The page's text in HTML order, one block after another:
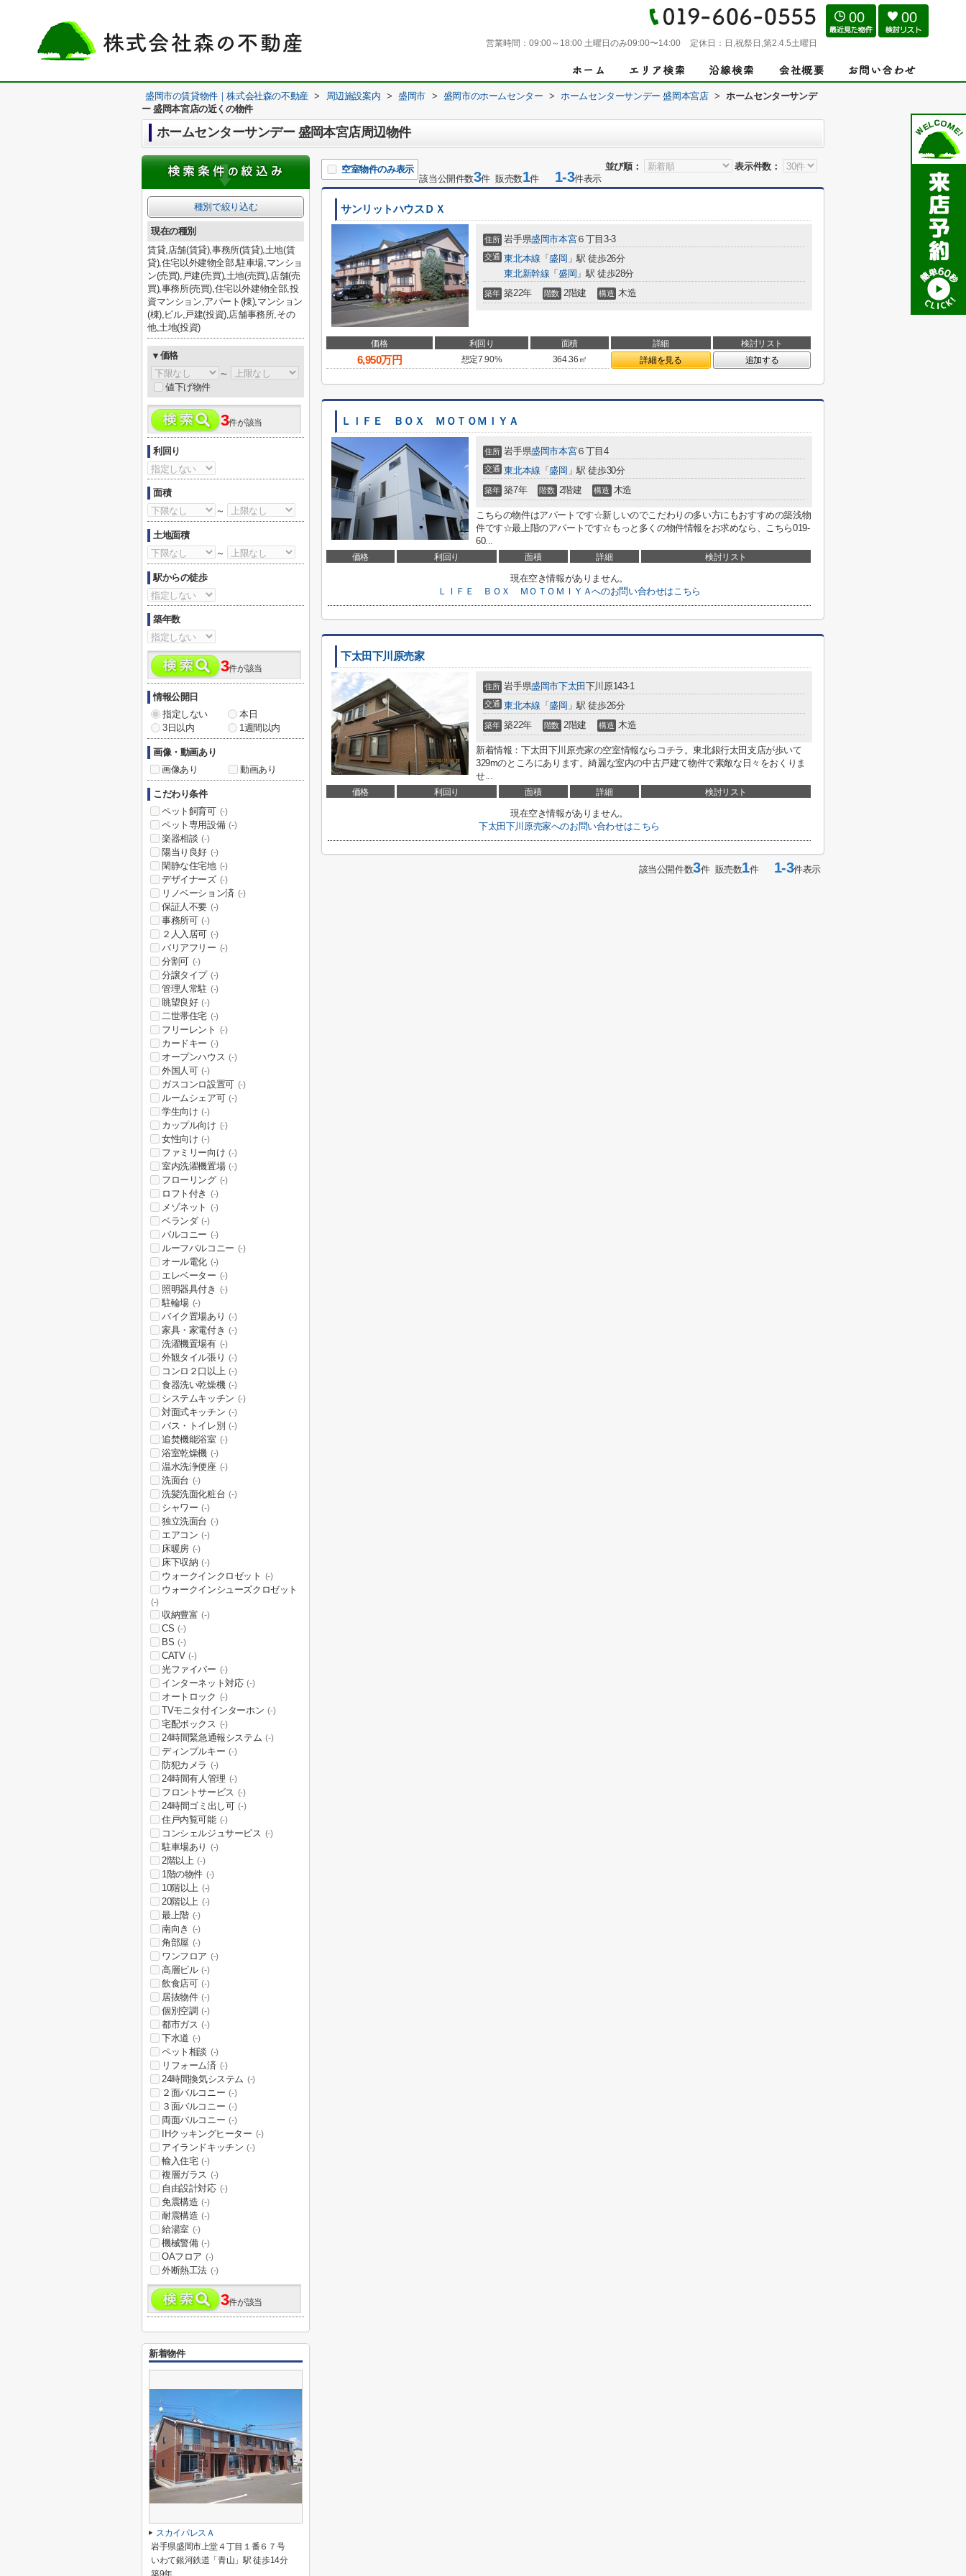
営業時間： 09:00～18:00 土曜日のみ09:00〜14:00 定休日： 日,祝祭日,第2.4.5土曜日
00 00
盛岡市の賃貸物件｜株式会社森の不動産 > 周辺施設案内 > 盛岡市 > 盛岡市のホームセンター > ホームセンターサンデー 盛岡本宮店 >
ホームセンターサンデ
ー 盛岡本宮店の近くの物件
ホームセンターサンデー 盛岡本宮店周辺物件
並び順： 表示件数：
空室物件のみ表示
該当公開件数3件 販売数1件 1-3件表示
サンリットハウスＤＸ
住所 岩手県盛岡市本宮６丁目3-3
交通 東北本線 「盛岡 」駅 徒歩26分
東北新幹線 「 盛岡 」駅 徒歩28分
築年 築22年 階数 2階建 構造 木造
価格 利回り 面積 詳細 検討リスト
6,950万円 想定7.90% 364.36㎡ 詳細を見る 追加する
ＬＩＦＥ ＢＯＸ ＭＯＴＯＭＩＹＡ
住所 岩手県盛岡市本宮６丁目4
交通 東北本線 「盛岡 」駅 徒歩30分
築年 築7年 階数 2階建 構造 木造
こちらの物件はアパートです☆新しいのでこだわりの多い方にもおすすめの築浅物
件です☆最上階のアパートです☆もっと多くの物件情報をお求めなら、こちら019-
60...
価格 利回り 面積 詳細 検討リスト
現在空き情報がありません。
ＬＩＦＥ ＢＯＸ ＭＯＴＯＭＩＹＡへのお問い合わせはこちら
下太田下川原売家
住所 岩手県盛岡市下太田 下川原143-1
交通 東北本線 「盛岡 」駅 徒歩26分
築年 築22年 階数 2階建 構造 木造
新着情報：下太田下川原売家の空室情報ならコチラ。東北銀行太田支店が歩いて
329mのところにあります。綺麗な室内の中古戸建て物件で素敵な日々をおくりま
せ...
価格 利回り 面積 詳細 検討リスト
現在空き情報がありません。
下太田下川原売家へのお問い合わせはこちら
該当公開件数3件 販売数1件1-3件表示
種別で絞り込む
現在の種別
賃貸,店舗(賃貸),事務所(賃貸),土地(賃
貸),住宅以外建物全部,駐車場,マンショ
ン(売買),戸建(売買),土地(売買),店舗(売
買),事務所(売買),住宅以外建物全部,投
資マンション,アパート(棟),マンション
(棟),ビル,戸建(投資),店舗事務所,その
他,土地(投資)
▼価格
～
値下げ物件
3件が該当
利回り
面積
～
土地面積
～
駅からの徒歩
築年数
3件が該当
情報公開日
指定しない
本日
3日以内
1週間以内
画像・動画あり
画像あり
動画あり
こだわり条件
ペット飼育可 (-)
ペット専用設備 (-)
楽器相談 (-)
陽当り良好 (-)
閑静な住宅地 (-)
デザイナーズ (-)
リノベーション済 (-)
保証人不要 (-)
事務所可 (-)
２人入居可 (-)
バリアフリー (-)
分割可 (-)
分譲タイプ (-)
管理人常駐 (-)
眺望良好 (-)
二世帯住宅 (-)
フリーレント (-)
カードキー (-)
オープンハウス (-)
外国人可 (-)
ガスコンロ設置可 (-)
ルームシェア可 (-)
学生向け (-)
カップル向け (-)
女性向け (-)
ファミリー向け (-)
室内洗濯機置場 (-)
フローリング (-)
ロフト付き (-)
メゾネット (-)
ベランダ (-)
バルコニー (-)
ルーフバルコニー (-)
オール電化 (-)
エレベーター (-)
照明器具付き (-)
駐輪場 (-)
バイク置場あり (-)
家具・家電付き (-)
洗濯機置場有 (-)
外観タイル張り (-)
コンロ２口以上 (-)
食器洗い乾燥機 (-)
システムキッチン (-)
対面式キッチン (-)
バス・トイレ別 (-)
追焚機能浴室 (-)
浴室乾燥機 (-)
温水洗浄便座 (-)
洗面台 (-)
洗髪洗面化粧台 (-)
シャワー (-)
独立洗面台 (-)
エアコン (-)
床暖房 (-)
床下収納 (-)
ウォークインクロゼット (-)
ウォークインシューズクロゼット
(-)
収納豊富 (-)
CS (-)
BS (-)
CATV (-)
光ファイバー (-)
インターネット対応 (-)
オートロック (-)
TVモニタ付インターホン (-)
宅配ボックス (-)
24時間緊急通報システム (-)
ディンプルキー (-)
防犯カメラ (-)
24時間有人管理 (-)
フロントサービス (-)
24時間ゴミ出し可 (-)
住戸内覧可能 (-)
コンシェルジュサービス (-)
駐車場あり (-)
2階以上 (-)
1階の物件 (-)
10階以上 (-)
20階以上 (-)
最上階 (-)
南向き (-)
角部屋 (-)
ワンフロア (-)
高層ビル (-)
飲食店可 (-)
居抜物件 (-)
個別空調 (-)
都市ガス (-)
下水道 (-)
ペット相談 (-)
リフォーム済 (-)
24時間換気システム (-)
２面バルコニー (-)
３面バルコニー (-)
両面バルコニー (-)
IHクッキングヒーター (-)
アイランドキッチン (-)
輸入住宅 (-)
複層ガラス (-)
自由設計対応 (-)
免震構造 (-)
耐震構造 (-)
給湯室 (-)
機械警備 (-)
OAフロア (-)
外断熱工法 (-)
3件が該当
新着物件
スカイパレスＡ
岩手県盛岡市上堂４丁目１番６７号
いわて銀河鉄道「青山」駅 徒歩14分
築9年